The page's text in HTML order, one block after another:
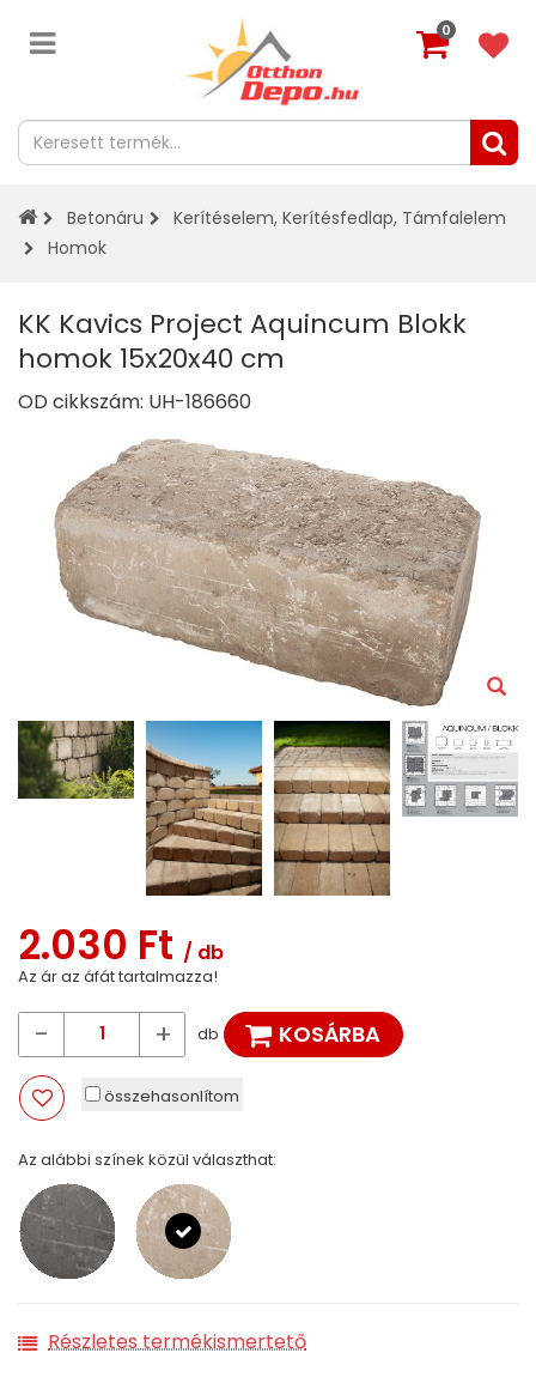
0
Betonáru
Kerítéselem, Kerítésfedlap, Támfalelem
Homok
KK Kavics Project Aquincum Blokk
homok 15x20x40 cm
OD cikkszám: UH-186660
2.030 Ft / db
Az ár az áfát tartalmazza!
- + db KOSÁRBA
összehasonlítom
Az alábbi színek közül választhat:
Részletes termékismertető